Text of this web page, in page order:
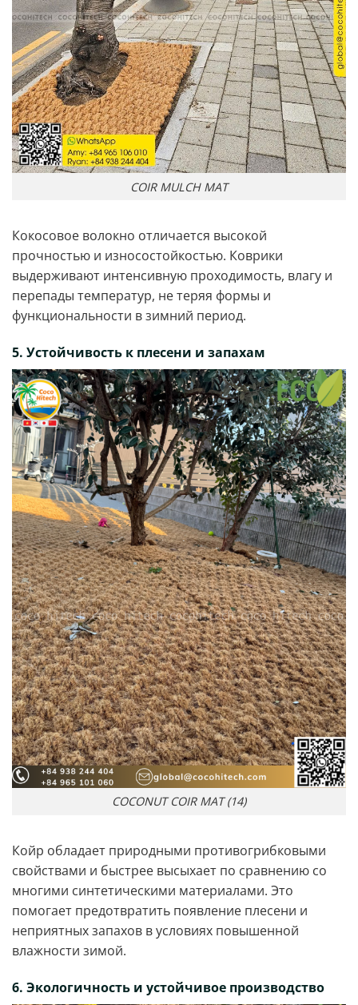
COIR MULCH MAT
Кокосовое волокно отличается высокой
прочностью и износостойкостью. Коврики
выдерживают интенсивную проходимость, влагу и
перепады температур, не теряя формы и
функциональности в зимний период.
5. Устойчивость к плесени и запахам
COCONUT COIR MAT (14)
Койр обладает природными противогрибковыми
свойствами и быстрее высыхает по сравнению со
многими синтетическими материалами. Это
помогает предотвратить появление плесени и
неприятных запахов в условиях повышенной
влажности зимой.
6. Экологичность и устойчивое производство